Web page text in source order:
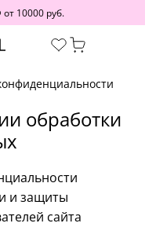
10000 руб.
обработки
и защиты
сайта